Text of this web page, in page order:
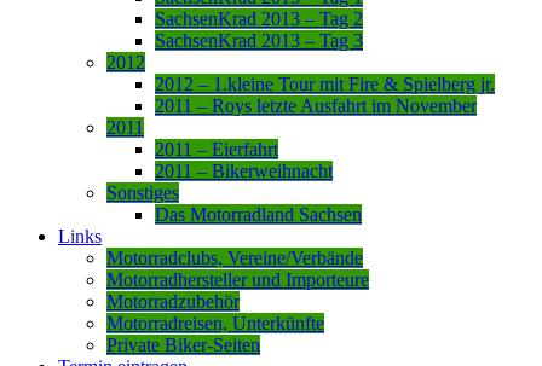
SachsenKrad 2013 – Tag 2
SachsenKrad 2013 – Tag 3
2012
2012 – 1.kleine Tour mit Fire & Spielberg jr.
2011 – Roys letzte Ausfahrt im November
2011
2011 – Eierfahrt
2011 – Bikerweihnacht
Sonstiges
Das Motorradland Sachsen
Links
Motorradclubs, Vereine/Verbände
Motorradhersteller und Importeure
Motorradzubehör
Motorradreisen, Unterkünfte
Private Biker-Seiten